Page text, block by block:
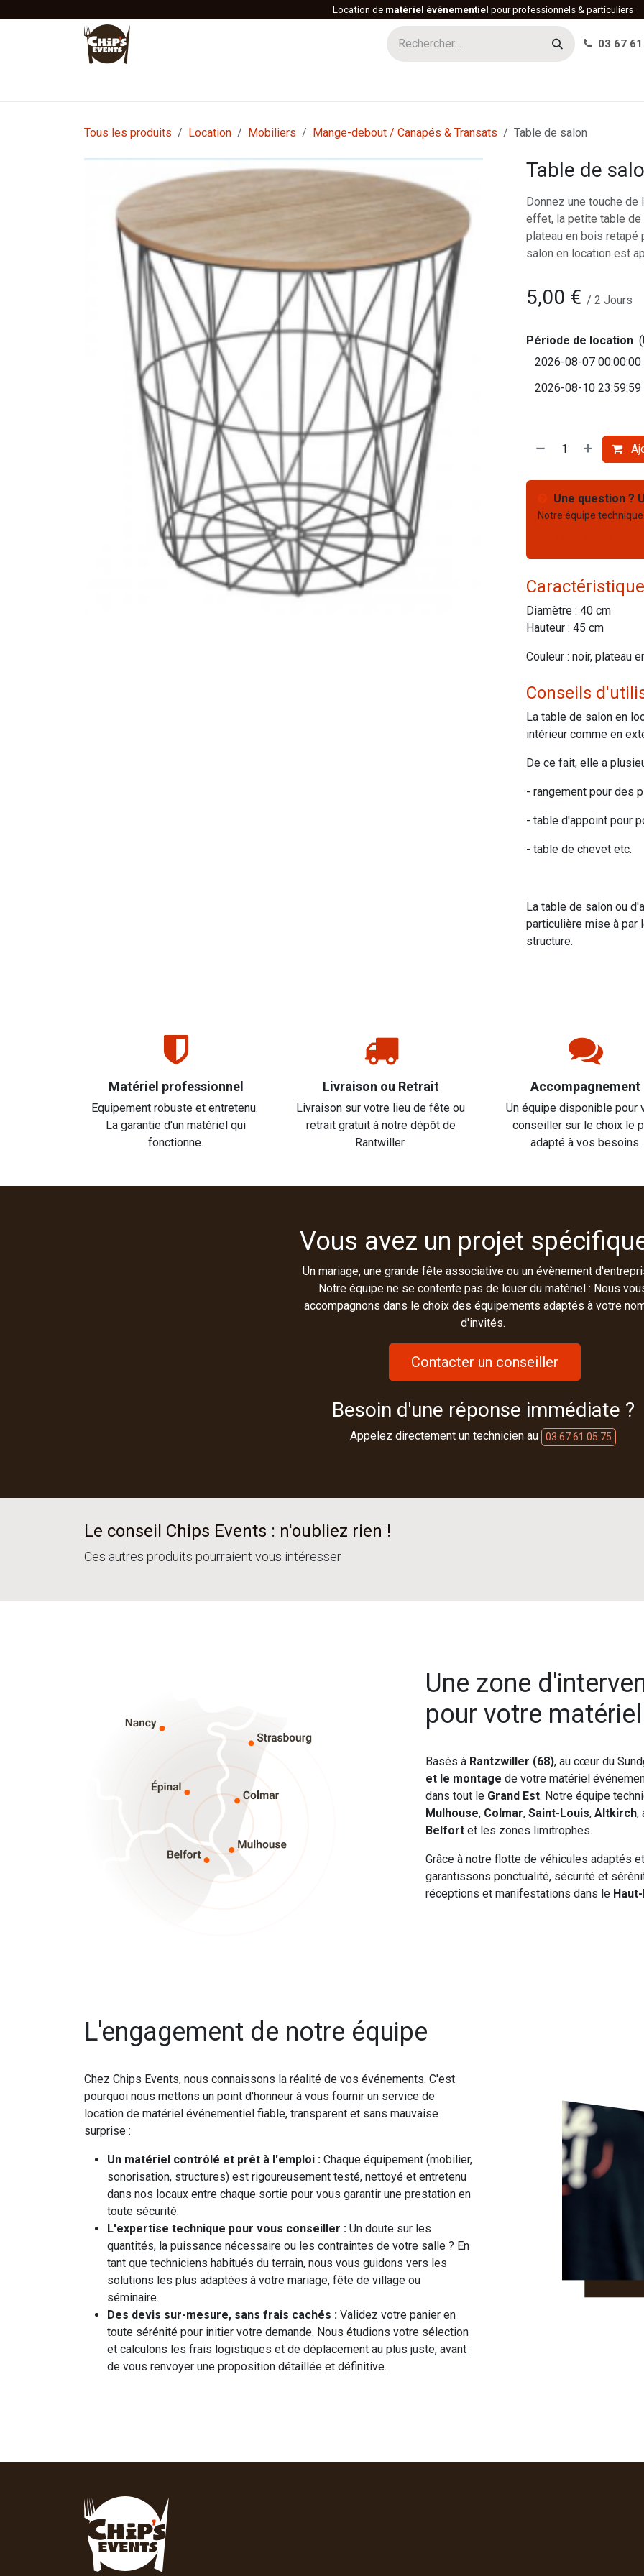
Location de matériel évènementiel pour professionnels & particuliers
03 67
Tous les produits Location Mobiliers Mange-debout / Canapés & Transats Table de salon
Table de
Donnez une touche
effet, la petite table de
plateau en bois retapé
salon en location est
5,00 € / 2 Jours
Période de location
Une question ?
Notre équipe
Diamètre : 40 cm
Hauteur : 45 cm
Couleur : noir, plateau
Conseils
La table de salon en
intérieur comme en
De ce fait, elle a
- rangement pour des
- table d'appoint pour
- table de chevet etc.
La table de salon ou
particulière mise à
structure.
Matériel professionnel
Equipement robuste et entretenu.
La garantie d'un matériel qui
fonctionne.
Livraison ou Retrait
Livraison sur votre lieu de fête ou
retrait gratuit à notre dépôt de
Rantwiller.
Accompagnement
Un équipe disponible pour
conseiller sur le choix le
adapté à vos besoins.
Vous avez un projet
Un mariage, une grande fête associative ou un évènement
Notre équipe ne se contente pas de louer du matériel : Nous
accompagnons dans le choix des équipements adaptés à votre
d'invités.
Contacter un conseiller
Besoin d'une réponse immédiate ?
Appelez directement un technicien au 03 67 61 05 75
Le conseil Chips Events : n'oubliez rien !
Ces autres produits pourraient vous intéresser
Une zone
pour votre
Basés à Rantzwiller (68), au cœur du
et le montage de votre matériel
dans tout le Grand Est. Notre équipe
Mulhouse, Colmar, Saint-Louis, Altkirch,
Belfort et les zones limitrophes.
Grâce à notre flotte de véhicules adaptés
garantissons ponctualité, sécurité et
réceptions et manifestations dans le
L'engagement de notre équipe
Chez Chips Events, nous connaissons la réalité de vos événements. C'est
pourquoi nous mettons un point d'honneur à vous fournir un service de
location de matériel événementiel fiable, transparent et sans mauvaise
surprise :
Un matériel contrôlé et prêt à l'emploi : Chaque équipement (mobilier,
sonorisation, structures) est rigoureusement testé, nettoyé et entretenu
dans nos locaux entre chaque sortie pour vous garantir une prestation en
toute sécurité.
L'expertise technique pour vous conseiller : Un doute sur les
quantités, la puissance nécessaire ou les contraintes de votre salle ? En
tant que techniciens habitués du terrain, nous vous guidons vers les
solutions les plus adaptées à votre mariage, fête de village ou
séminaire.
Des devis sur-mesure, sans frais cachés : Validez votre panier en
toute sérénité pour initier votre demande. Nous étudions votre sélection
et calculons les frais logistiques et de déplacement au plus juste, avant
de vous renvoyer une proposition détaillée et définitive.